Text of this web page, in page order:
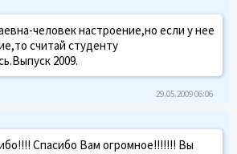
человек настроение,но если у нее
считай студенту
2009.
29.05.2009 06:06
Спасибо Вам огромное!!!!!!! Вы